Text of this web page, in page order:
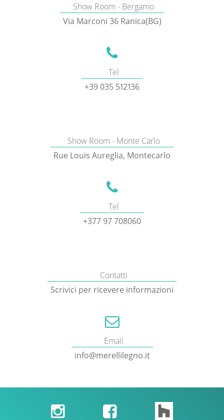
Show Room - Bergamo
Via Marconi 36 Ranica(BG)
Tel
+39 035 512136
Show Room - Monte Carlo
Rue Louis Aureglia, Montecarlo
Tel
+377 97 708060
Contatti
Scrivici per ricevere informazioni
Email
info@merellilegno.it
 